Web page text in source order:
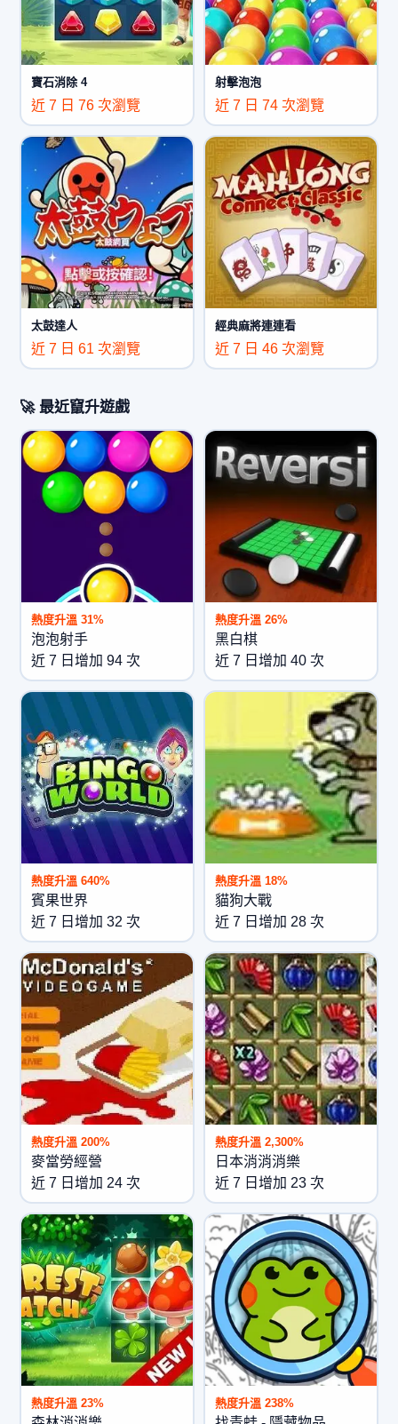
寶石消除 4
近 7 日 76 次瀏覽
射擊泡泡
近 7 日 74 次瀏覽
太鼓達人
近 7 日 61 次瀏覽
經典麻將連連看
近 7 日 46 次瀏覽
🚀 最近竄升遊戲
熱度升溫 31%
泡泡射手
近 7 日增加 94 次
熱度升溫 26%
黑白棋
近 7 日增加 40 次
熱度升溫 640%
賓果世界
近 7 日增加 32 次
熱度升溫 18%
貓狗大戰
近 7 日增加 28 次
熱度升溫 200%
麥當勞經營
近 7 日增加 24 次
熱度升溫 2,300%
日本消消消樂
近 7 日增加 23 次
熱度升溫 23% 熱度升溫 238%